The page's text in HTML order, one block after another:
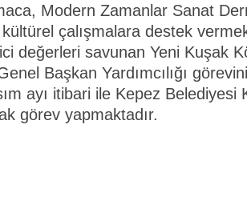
Modern Zamanlar Sanat
çalışmalara destek
değerleri savunan Yeni Kuşak
Başkan Yardımcılığı
ayı itibari ile Kepez
görev yapmaktadır.